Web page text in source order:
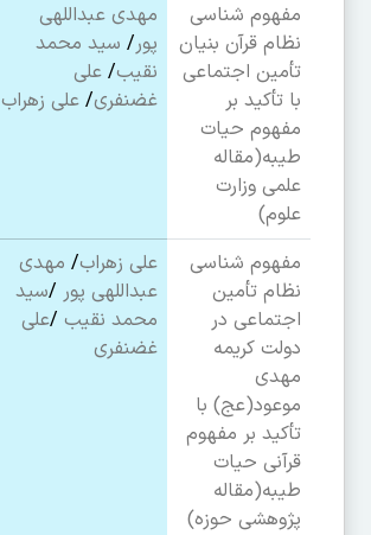
مفهوم شناسی
نظام قرآن بنیان
تأمین اجتماعی
با تأکید بر
مفهوم حیات
طیبه(مقاله
علمی وزارت
علوم)
مهدی عبداللهی
پور/ سید محمد
نقیب/علی
غضنفری/علی زهراب
مفهوم شناسی
نظام تأمین
اجتماعی در
دولت کریمه
مهدی
موعود(عج) با
تأکید بر مفهوم
قرآنی حیات
طیبه(مقاله
پژوهشی حوزه)
علی زهراب/ مهدی
عبداللهی پور /سید
محمد نقیب /علی
غضنفری